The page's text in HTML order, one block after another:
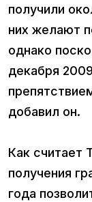
получили
них желают
однако
декабря
добавил он.
Как считает
получения
года